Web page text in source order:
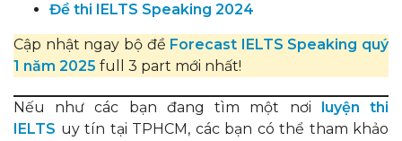
Đề thi IELTS Speaking 2024
Cập nhật ngay bộ đề Forecast IELTS Speaking quý
1 năm 2025 full 3 part mới nhất!
Nếu như các bạn đang tìm một nơi
luyện thi
IELTS uy tín tại TPHCM, các bạn có thể tham khảo